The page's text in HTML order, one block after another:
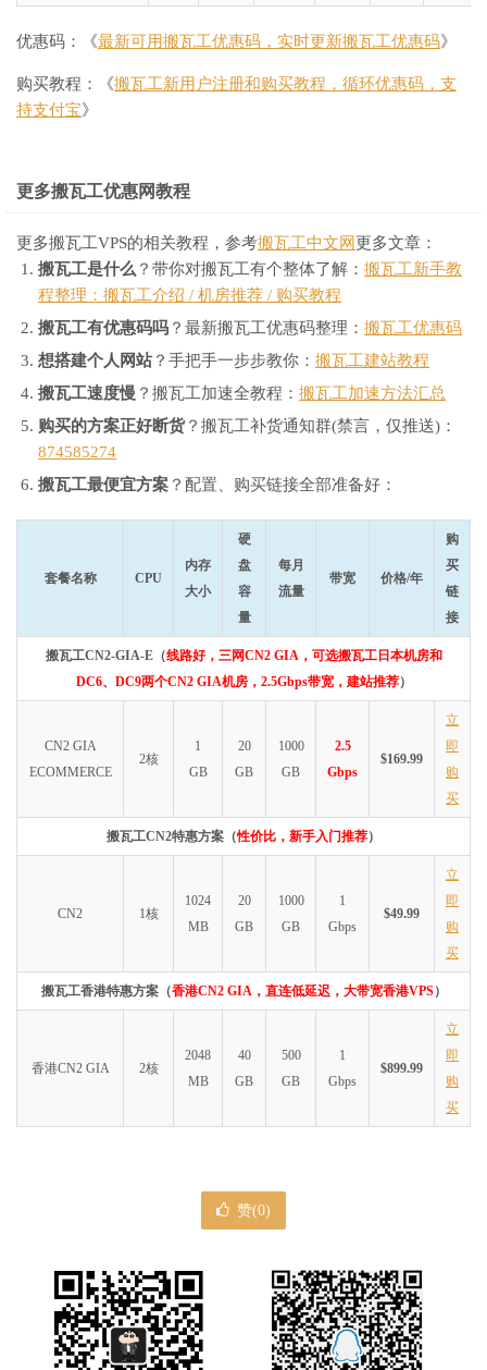
优惠码：《最新可用搬瓦工优惠码，实时更新搬瓦工优惠码》
购买教程：《搬瓦工新用户注册和购买教程，循环优惠码，支
持支付宝》
更多搬瓦工优惠网教程
更多搬瓦工VPS的相关教程，参考搬瓦工中文网 更多文章：
搬瓦工是什么 ？带你对搬瓦工有个整体了解： 搬瓦工新手教
程整理：搬瓦工介绍 / 机房推荐 / 购买教程
搬瓦工有优惠码吗 ？最新搬瓦工优惠码整理： 搬瓦工优惠码
想搭建个人网站？手把手一步步教你： 搬瓦工建站教程
搬瓦工速度慢 ？搬瓦工加速全教程： 搬瓦工加速方法汇总
购买的方案正好断货？搬瓦工补货通知群(禁言，仅推送)：
874585274
搬瓦工最便宜方案 ？配置、购买链接全部准备好：
套餐名称 CPU
内存
大小
硬
盘
容
量
每月
流量
带宽 价格/年
购
买
链
接
搬瓦工CN2-GIA-E（线路好，三网CN2 GIA，可选搬瓦工日本机房和
DC6、DC9两个CN2 GIA机房，2.5Gbps带宽，建站推荐）
CN2 GIA
ECOMMERCE
2核
1
GB
20
GB
1000
GB
2.5
Gbps
$169.99
立
即
购
买
搬瓦工CN2特惠方案（性价比，新手入门推荐）
CN2 1核
1024
MB
20
GB
1000
GB
1
Gbps
$49.99
立
即
购
买
搬瓦工香港特惠方案（香港CN2 GIA，直连低延迟，大带宽香港VPS）
香港CN2 GIA 2核
2048
MB
40
GB
500
GB
1
Gbps
$899.99
立
即
购
买
赞(0)